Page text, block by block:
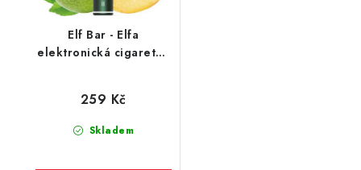
Elf Bar - Elfa
elektronická cigareta -
Skladem
259 Kč